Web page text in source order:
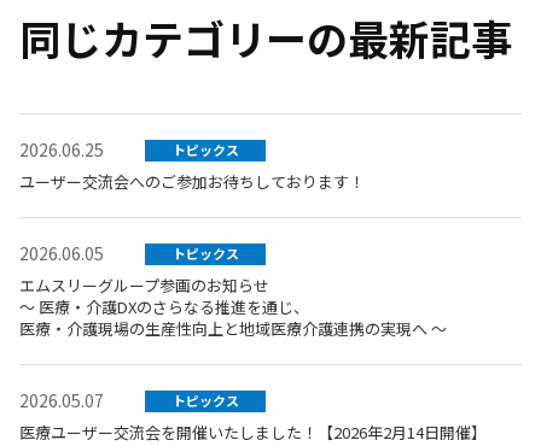
同じカテゴリーの最新記事
2026.06.25 トピックス
ユーザー交流会へのご参加お待ちしております！
2026.06.05 トピックス
エムスリーグループ参画のお知らせ
～ 医療・介護DXのさらなる推進を通じ、
医療・介護現場の生産性向上と地域医療介護連携の実現へ ～
2026.05.07 トピックス
医療ユーザー交流会を開催いたしました！【2026年2月14日開催】